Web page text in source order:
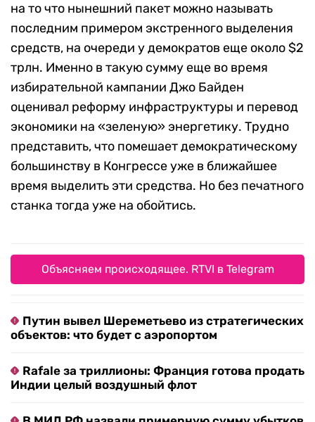
на то что нынешний пакет можно называть
последним примером экстренного выделения
средств, на очереди у демократов еще около $2
трлн. Именно в такую сумму еще во время
избирательной кампании Джо Байден
оценивал реформу инфраструктуры и перевод
экономики на «зеленую» энергетику. Трудно
представить, что помешает демократическому
большинству в Конгрессе уже в ближайшее
время выделить эти средства. Но без печатного
станка тогда уже на обойтись.
Объясняем происходящее. RTVI в Telegram
Путин вывел Шереметьево из стратегических
объектов: что будет с аэропортом
Rafale за триллионы: Франция готова продать
Индии целый воздушный флот